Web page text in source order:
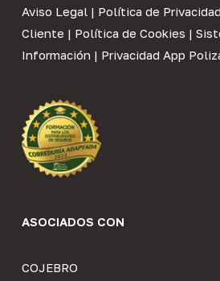
Aviso Legal| Política de Privacidad
Cliente | Política de Cookies |
Información | Privacidad App
ASOCIADOS CON
COJEBRO